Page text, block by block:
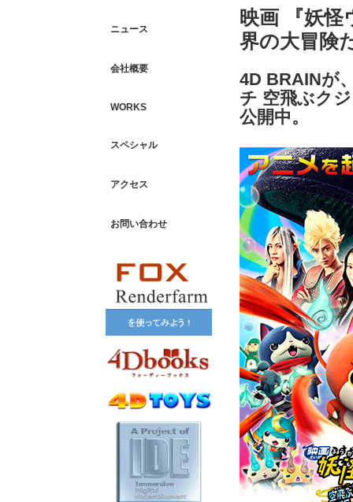
映画 『妖
界の大冒険
4D BRAINが
チ 空飛ぶク
公開中。
ニュース
会社概要
WORKS
スペシャル
アクセス
お問い合わせ